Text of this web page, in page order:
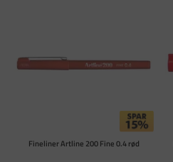
Fineliner Artline 200 Fine 0.4 rød